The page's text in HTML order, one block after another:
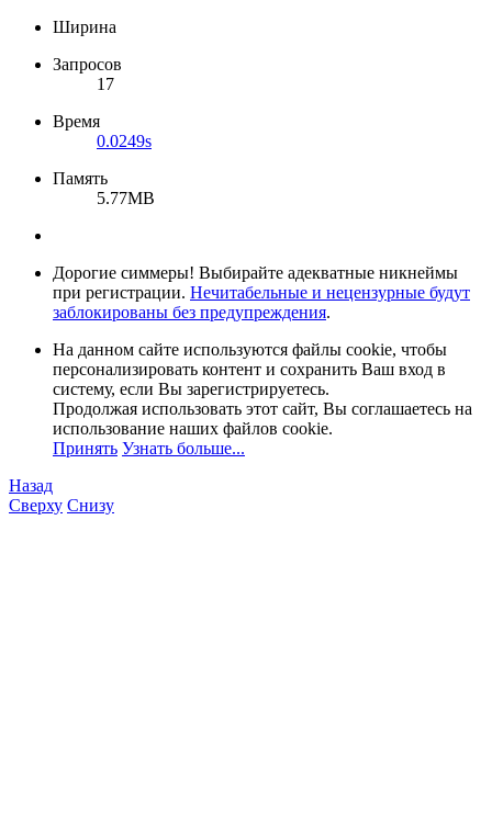
Ширина
Запросов
17
Время
0.0249s
Память
5.77MB
Дорогие симмеры! Выбирайте адекватные никнеймы
при регистрации. Нечитабельные и нецензурные будут
заблокированы без предупреждения.
На данном сайте используются файлы cookie, чтобы
персонализировать контент и сохранить Ваш вход в
систему, если Вы зарегистрируетесь.
Продолжая использовать этот сайт, Вы соглашаетесь на
использование наших файлов cookie.
Принять Узнать больше...
Назад
Сверху Снизу